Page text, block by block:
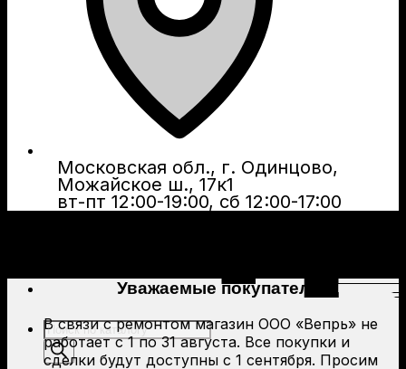
Московская обл., г. Одинцово,
Можайское ш., 17к1
вт-пт 12:00-19:00, сб 12:00-17:00
Поиск
товаров
Уважаемые покупатели!
В связи с ремонтом магазин ООО «Вепрь» не
работает с 1 по 31 августа. Все покупки и
сделки будут доступны с 1 сентября. Просим